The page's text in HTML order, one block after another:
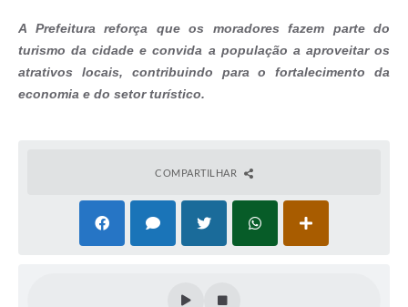
A Prefeitura reforça que os moradores fazem parte do
turismo da cidade e convida a população a aproveitar os
atrativos locais, contribuindo para o fortalecimento da
economia e do setor turístico.
COMPARTILHAR